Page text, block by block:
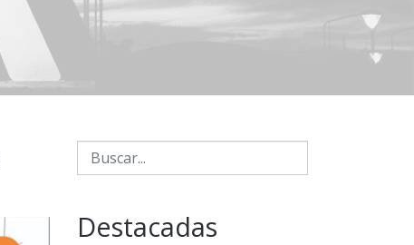
Destacadas